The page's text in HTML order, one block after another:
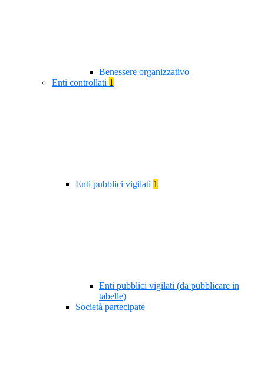
Benessere organizzativo
Enti controllati 1
Enti pubblici vigilati 1
Enti pubblici vigilati (da pubblicare in
tabelle)
Società partecipate